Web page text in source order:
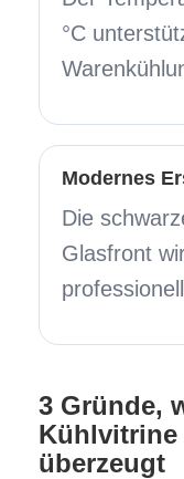
°C
Modernes
Die
Glasfront
3 Gründe,
Kühlvitrine
überzeugt